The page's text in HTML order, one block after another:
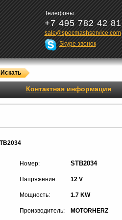
Телефоны:
+7 495 782 42 81
sale@specmashservice.com
Skype звонок
Контактная информация
Номер: STB2034
Напряжение: 12 V
Мощность: 1.7 KW
Производитель: MOTORHERZ